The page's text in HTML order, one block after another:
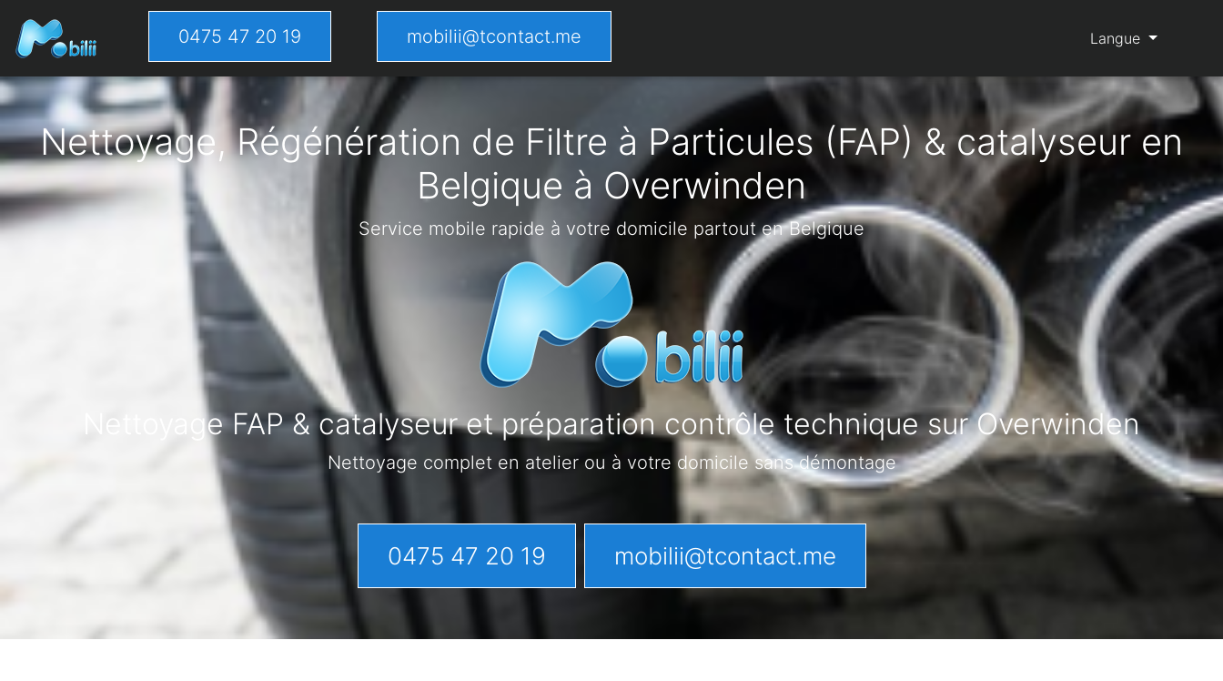
0475 47 20 19 mobilii@tcontact.me Langue
Nettoyage, Régénération de Filtre à Particules (FAP) & catalyseur en
Belgique à Overwinden
Service mobile rapide à votre domicile partout en Belgique
Nettoyage FAP & catalyseur et préparation contrôle technique sur Overwinden
Nettoyage complet en atelier ou à votre domicile sans démontage
0475 47 20 19 mobilii@tcontact.me